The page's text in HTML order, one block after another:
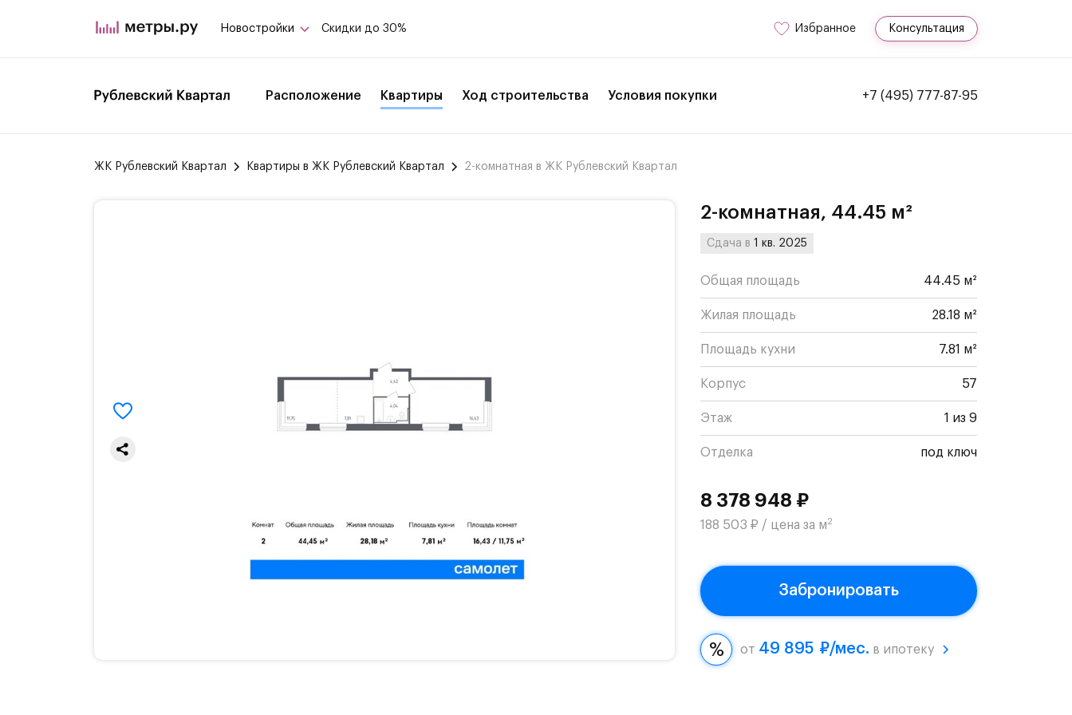
Новостройки Скидки до 30% Избранное Консультация
Расположение Квартиры Ход строительства Условия покупки +7 (495) 777-87-95
ЖК Рублевский Квартал Квартиры в ЖК Рублевский Квартал 2-комнатная в ЖК Рублевский Квартал
2-комнатная, 44.45 м²
Сдача в1 кв. 2025
Общая площадь 44.45 м²
Жилая площадь 28.18 м²
Площадь кухни 7.81 м²
Корпус 57
Этаж 1 из 9
Отделка под ключ
8 378 948 ₽
188 503 ₽ / цена за м2
Забронировать
от 49 895 ₽/мес. в ипотеку